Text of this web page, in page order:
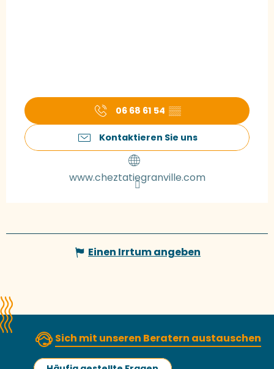
06 68 61 54 ▒▒
Kontaktieren Sie uns
www.cheztatiegranville.com
Einen Irrtum angeben
Sich mit unseren Beratern austauschen